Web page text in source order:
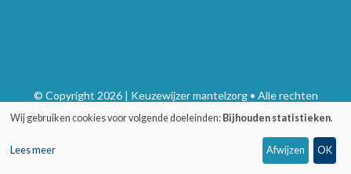
© Copyright 2026 | Keuzewijzer mantelzorg • Alle rechten
voorbehouden
Wij gebruiken cookies voor volgende doeleinden: Bijhouden statistieken.
Lees meer Afwijzen OK